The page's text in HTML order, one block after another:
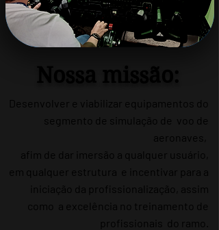
Desenvolver e viabilizar equipamentos do
segmento de simulação de voo de
aeronaves,
afim de dar imersão a qualquer usuário,
em qualquer estrutura e incentivar para a
iniciação da profissionalização, assim
como a excelência no treinamento de
profissionais do ramo.